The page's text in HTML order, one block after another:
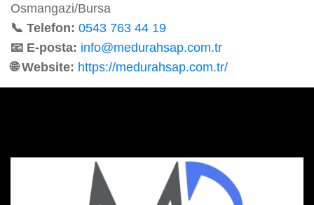
Osmangazi/Bursa
📞 Telefon: 0543 763 44 19
📧 E-posta: info@medurahsap.com.tr
🌐 Website: https://medurahsap.com.tr/